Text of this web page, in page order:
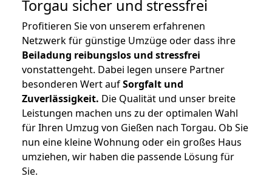
Torgau sicher und stressfrei
Profitieren Sie von unserem erfahrenen
Netzwerk für günstige Umzüge oder dass ihre
Beiladung reibungslos und stressfrei
vonstattengeht. Dabei legen unsere Partner
besonderen Wert aufSorgfalt und
Zuverlässigkeit. Die Qualität und unser breite
Leistungen machen uns zu der optimalen Wahl
für Ihren Umzug von Gießen nach Torgau. Ob Sie
nun eine kleine Wohnung oder ein großes Haus
umziehen, wir haben die passende Lösung für
Sie.